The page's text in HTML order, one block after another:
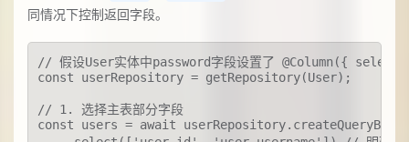
同情况下控制返回字段。
// 假设User实体中password字段设置了 @Column({
const userRepository = getRepository(User);
// 1. 选择主表部分字段
const users = await